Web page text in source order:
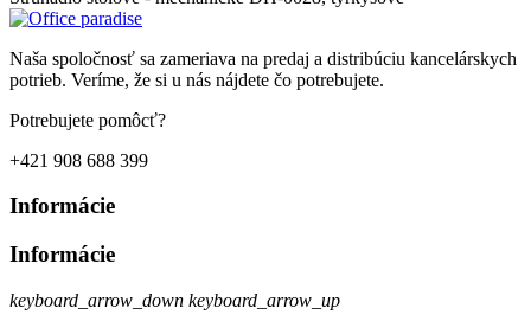
Naša spoločnosť sa zameriava na predaj a distribúciu kancelárskych
potrieb. Veríme, že si u nás nájdete čo potrebujete.
Potrebujete pomôcť?
+421 908 688 399
Informácie
Informácie
keyboard_arrow_down keyboard_arrow_up